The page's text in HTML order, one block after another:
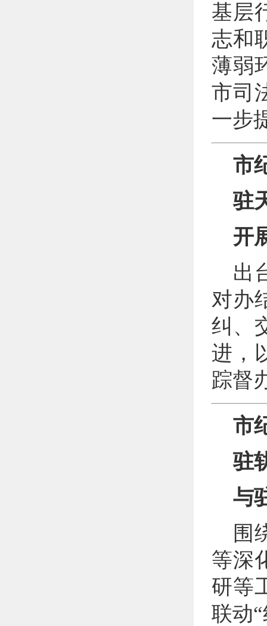
基层
志和
薄弱
市司
一步
市
驻
开
出
对办
纠、
进，
踪督
市
驻
与
围
等深
研等
联动